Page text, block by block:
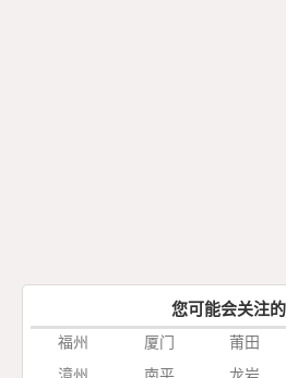
您可能会关注
福州 厦门 莆田
漳州
南平 龙岩